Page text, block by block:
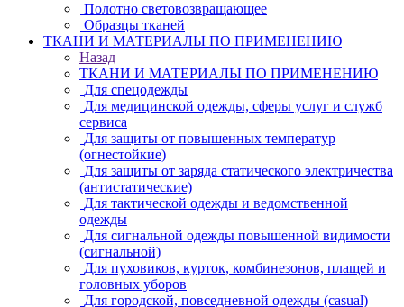
Полотно световозвращающее
Образцы тканей
ТКАНИ И МАТЕРИАЛЫ ПО ПРИМЕНЕНИЮ
Назад
ТКАНИ И МАТЕРИАЛЫ ПО ПРИМЕНЕНИЮ
Для спецодежды
Для медицинской одежды, сферы услуг и служб
сервиса
Для защиты от повышенных температур
(огнестойкие)
Для защиты от заряда статического электричества
(антистатические)
Для тактической одежды и ведомственной
одежды
Для сигнальной одежды повышенной видимости
(сигнальной)
Для пуховиков, курток, комбинезонов, плащей и
головных уборов
Для городской, повседневной одежды (casual)